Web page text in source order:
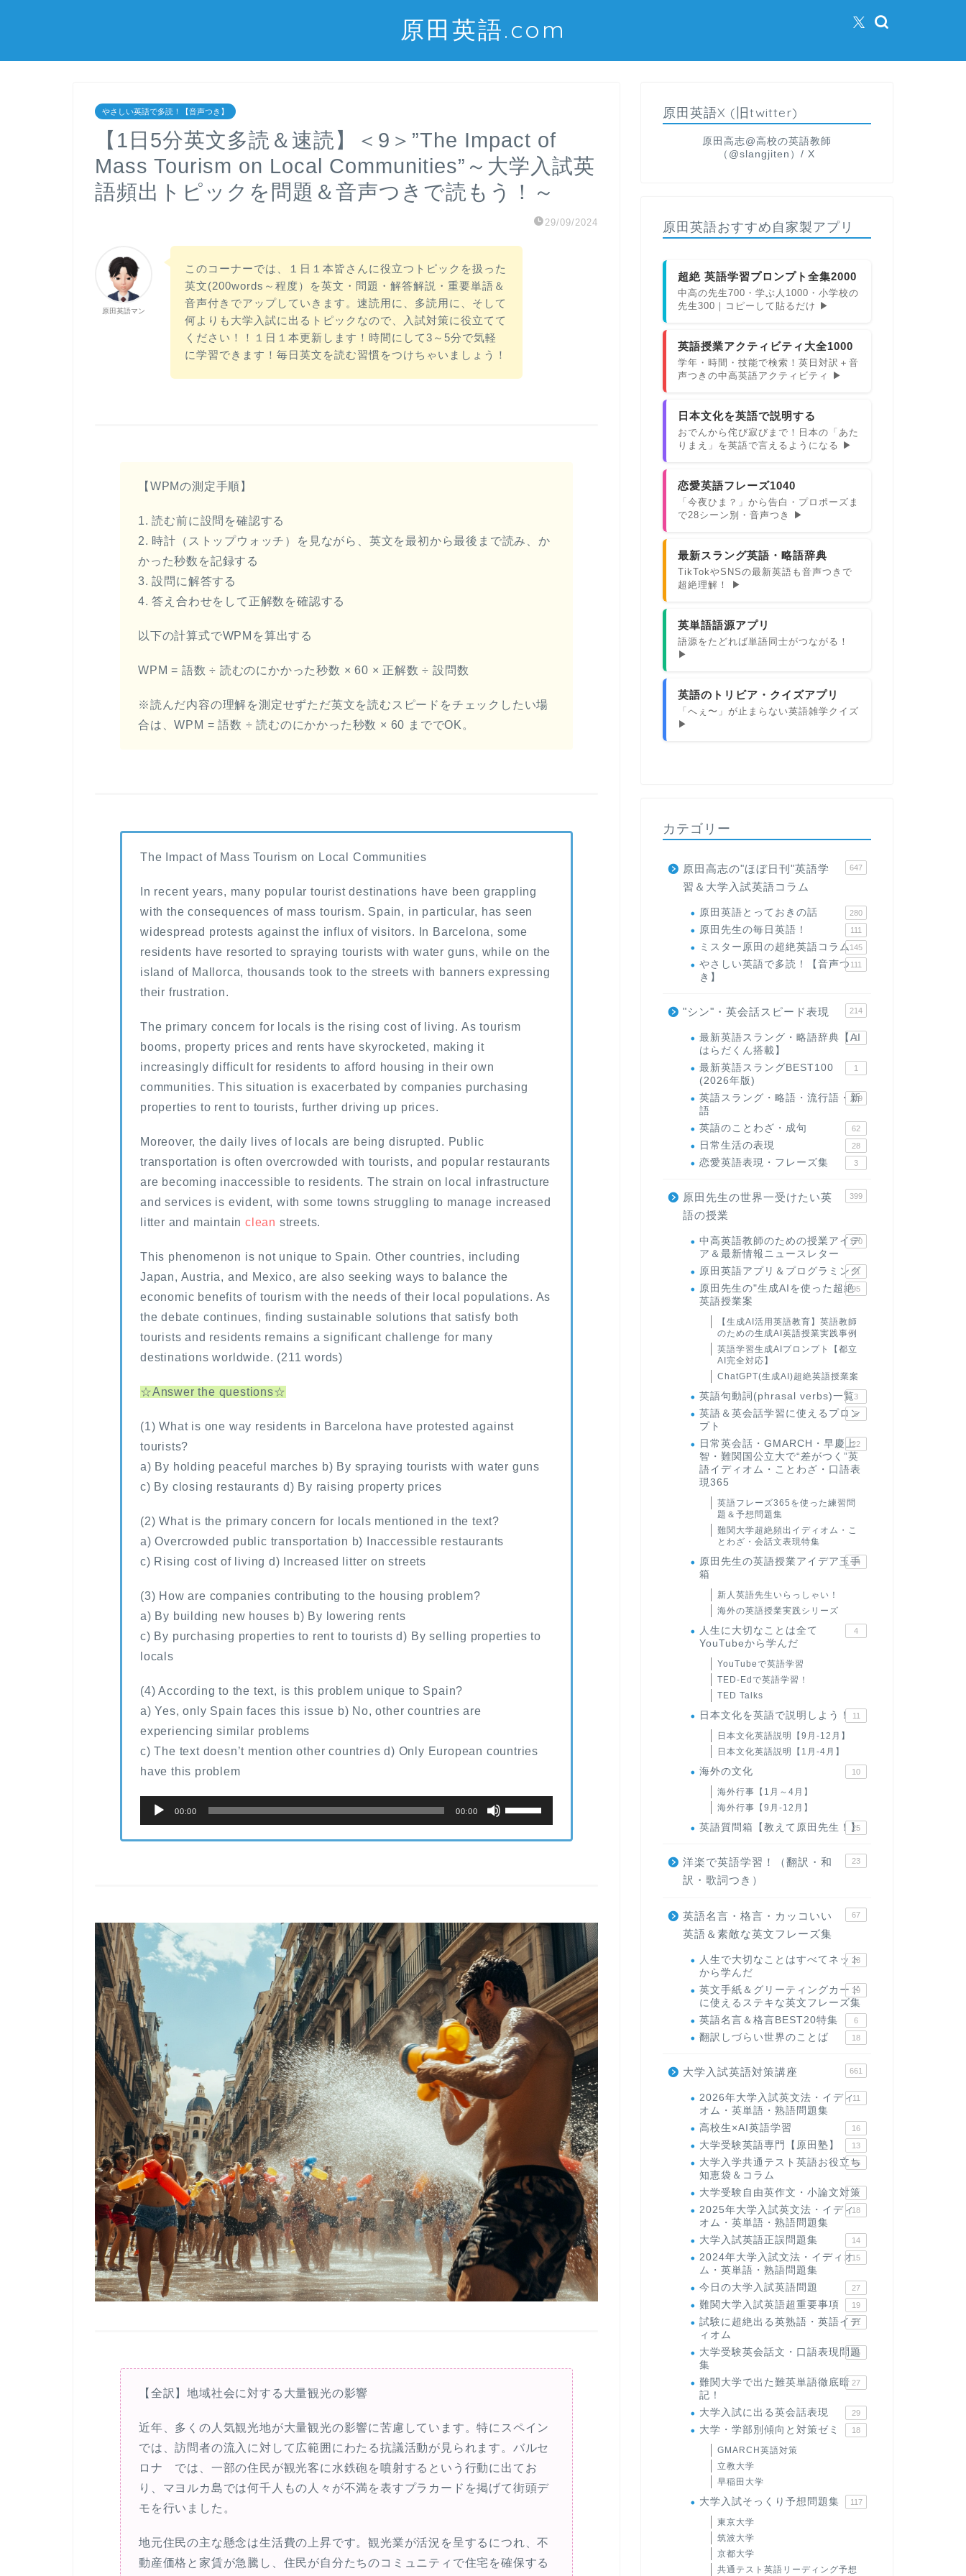
原田英語.com
やさしい英語で多読！【音声つき】
【1日5分英文多読＆速読】＜9＞”The Impact of
Mass Tourism on Local Communities”～大学入試英
語頻出トピックを問題＆音声つきで読もう！～
29/09/2024
原田英語マン
このコーナーでは、１日１本皆さんに役立つトピックを扱った
英文(200words～程度）を英文・問題・解答解説・重要単語＆
音声付きでアップしていきます。速読用に、多読用に、そして
何よりも大学入試に出るトピックなので、入試対策に役立てて
ください！！１日１本更新します！時間にして3～5分で気軽
に学習できます！毎日英文を読む習慣をつけちゃいましょう！
【WPMの測定手順】
1. 読む前に設問を確認する
2. 時計（ストップウォッチ）を見ながら、英文を最初から最後まで読み、か
かった秒数を記録する
3. 設問に解答する
4. 答え合わせをして正解数を確認する
以下の計算式でWPMを算出する
WPM = 語数 ÷ 読むのにかかった秒数 × 60 × 正解数 ÷ 設問数
※読んだ内容の理解を測定せずただ英文を読むスピードをチェックしたい場
合は、WPM = 語数 ÷ 読むのにかかった秒数 × 60 まででOK。
The Impact of Mass Tourism on Local Communities
In recent years, many popular tourist destinations have been grappling
with the consequences of mass tourism. Spain, in particular, has seen
widespread protests against the influx of visitors. In Barcelona, some
residents have resorted to spraying tourists with water guns, while on the
island of Mallorca, thousands took to the streets with banners expressing
their frustration.
The primary concern for locals is the rising cost of living. As tourism
booms, property prices and rents have skyrocketed, making it
increasingly difficult for residents to afford housing in their own
communities. This situation is exacerbated by companies purchasing
properties to rent to tourists, further driving up prices.
Moreover, the daily lives of locals are being disrupted. Public
transportation is often overcrowded with tourists, and popular restaurants
are becoming inaccessible to residents. The strain on local infrastructure
and services is evident, with some towns struggling to manage increased
litter and maintain clean streets.
This phenomenon is not unique to Spain. Other countries, including
Japan, Austria, and Mexico, are also seeking ways to balance the
economic benefits of tourism with the needs of their local populations. As
the debate continues, finding sustainable solutions that satisfy both
tourists and residents remains a significant challenge for many
destinations worldwide. (211 words)
☆Answer the questions☆
(1) What is one way residents in Barcelona have protested against
tourists?
a) By holding peaceful marches b) By spraying tourists with water guns
c) By closing restaurants d) By raising property prices
(2) What is the primary concern for locals mentioned in the text?
a) Overcrowded public transportation b) Inaccessible restaurants
c) Rising cost of living d) Increased litter on streets
(3) How are companies contributing to the housing problem?
a) By building new houses b) By lowering rents
c) By purchasing properties to rent to tourists d) By selling properties to
locals
(4) According to the text, is this problem unique to Spain?
a) Yes, only Spain faces this issue b) No, other countries are
experiencing similar problems
c) The text doesn’t mention other countries d) Only European countries
have this problem
声
プ
ー
00:00 00:00
ボ
リ
ュ
節
に
は
下
矢
印
キ
て
く
だ
さ
い。
【全訳】地域社会に対する大量観光の影響
近年、多くの人気観光地が大量観光の影響に苦慮しています。特にスペイン
では、訪問者の流入に対して広範囲にわたる抗議活動が見られます。バルセ
ロナ では、一部の住民が観光客に水鉄砲を噴射するという行動に出てお
り、マヨルカ島では何千人もの人々が不満を表すプラカードを掲げて街頭デ
モを行いました。
地元住民の主な懸念は生活費の上昇です。観光業が活況を呈するにつれ、不
動産価格と家賃が急騰し、住民が自分たちのコミュニティで住宅を確保する
原田英語X (旧twitter)
原田高志@高校の英語教師
（@slangjiten）/ X
原田英語おすすめ自家製アプリ
超絶 英語学習プロンプト全集2000
中高の先生700・学ぶ人1000・小学校の
先生300｜コピーして貼るだけ ▶
英語授業アクティビティ大全1000
学年・時間・技能で検索！英日対訳＋音
声つきの中高英語アクティビティ ▶
日本文化を英語で説明する
おでんから侘び寂びまで！日本の「あた
りまえ」を英語で言えるようになる ▶
恋愛英語フレーズ1040
「今夜ひま？」から告白・プロポーズま
で28シーン別・音声つき ▶
最新スラング英語・略語辞典
TikTokやSNSの最新英語も音声つきで
超絶理解！ ▶
英単語語源アプリ
語源をたどれば単語同士がつながる！
▶
英語のトリビア・クイズアプリ
「へぇ〜」が止まらない英語雑学クイズ
▶
カテゴリー
原田高志の"ほぼ日刊"英語学
習＆大学入試英語コラム
647
原田英語とっておきの話 280
原田先生の毎日英語！ 111
ミスター原田の超絶英語コラム145
やさしい英語で多読！【音声つ
き】
111
"シン"・英会話スピード表現 214
最新英語スラング・略語辞典【AI
はらだくん搭載】
1
最新英語スラングBEST100
(2026年版)
1
英語スラング・略語・流行語・新
語
119
英語のことわざ・成句 62
日常生活の表現 28
恋愛英語表現・フレーズ集 3
原田先生の世界一受けたい英
語の授業
399
中高英語教師のための授業アイデ
ア＆最新情報ニュースレター
170
原田英語アプリ＆プログラミング
31
原田先生の"生成AIを使った超絶
英語授業案
95
【生成AI活用英語教育】英語教師
のための生成AI英語授業実践事例
英語学習生成AIプロンプト【都立
AI完全対応】
ChatGPT(生成AI)超絶英語授業案
英語句動詞(phrasal verbs)一覧3
英語＆英会話学習に使えるプロン
プト
6
日常英会話・GMARCH・早慶上
智・難関国公立大で“差がつく”英
語イディオム・ことわざ・口語表
現365
22
英語フレーズ365を使った練習問
題＆予想問題集
難関大学超絶頻出イディオム・こ
とわざ・会話文表現特集
原田先生の英語授業アイデア玉手
箱
24
新人英語先生いらっしゃい！
海外の英語授業実践シリーズ
人生に大切なことは全て
YouTubeから学んだ
4
YouTubeで英語学習
TED-Edで英語学習！
TED Talks
日本文化を英語で説明しよう！ 11
日本文化英語説明【9月-12月】
日本文化英語説明【1月-4月】
海外の文化 10
海外行事【1月～4月】
海外行事【9月-12月】
英語質問箱【教えて原田先生！】
25
洋楽で英語学習！（翻訳・和
訳・歌詞つき）
23
英語名言・格言・カッコいい
英語＆素敵な英文フレーズ集
67
人生で大切なことはすべてネット
から学んだ
23
英文手紙＆グリーティングカード
に使えるステキな英文フレーズ集
19
英語名言＆格言BEST20特集 6
翻訳しづらい世界のことば 18
大学入試英語対策講座 661
2026年大学入試英文法・イディ
オム・英単語・熟語問題集
11
高校生×AI英語学習 16
大学受験英語専門【原田塾】 13
大学入学共通テスト英語お役立ち
知恵袋＆コラム
45
大学受験自由英作文・小論文対策
8
2025年大学入試英文法・イディ
オム・英単語・熟語問題集
18
大学入試英語正誤問題集 14
2024年大学入試文法・イディオ
ム・英単語・熟語問題集
15
今日の大学入試英語問題 27
難関大学入試英語超重要事項 19
試験に超絶出る英熟語・英語イデ
ィオム
71
大学受験英会話文・口語表現問題
集
35
難関大学で出た難英単語徹底暗
記！
27
大学入試に出る英会話表現 29
大学・学部別傾向と対策ゼミ 18
GMARCH英語対策
立教大学
早稲田大学
大学入試そっくり予想問題集 117
東京大学
筑波大学
京都大学
共通テスト英語リーディング予想